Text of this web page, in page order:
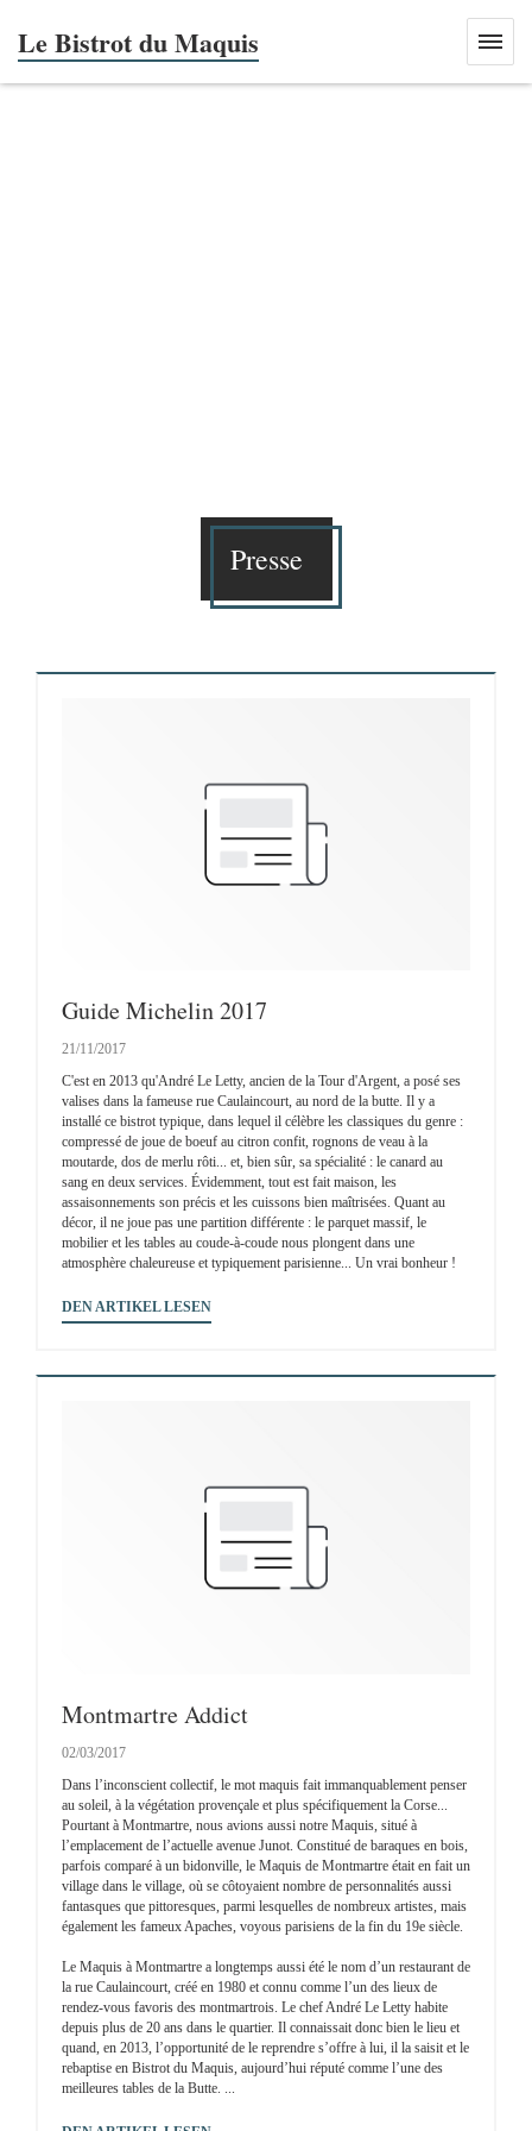
Le Bistrot du Maquis
Presse
Guide Michelin 2017
21/11/2017
C'est en 2013 qu'André Le Letty, ancien de la Tour d'Argent, a posé ses
valises dans la fameuse rue Caulaincourt, au nord de la butte. Il y a
installé ce bistrot typique, dans lequel il célèbre les classiques du genre :
compressé de joue de boeuf au citron confit, rognons de veau à la
moutarde, dos de merlu rôti... et, bien sûr, sa spécialité : le canard au
sang en deux services. Évidemment, tout est fait maison, les
assaisonnements son précis et les cuissons bien maîtrisées. Quant au
décor, il ne joue pas une partition différente : le parquet massif, le
mobilier et les tables au coude-à-coude nous plongent dans une
atmosphère chaleureuse et typiquement parisienne... Un vrai bonheur !
DEN ARTIKEL LESEN((ÖFFNET EIN NEUES FENSTER))
Montmartre Addict
02/03/2017
Dans l’inconscient collectif, le mot maquis fait immanquablement penser
au soleil, à la végétation provençale et plus spécifiquement la Corse...
Pourtant à Montmartre, nous avions aussi notre Maquis, situé à
l’emplacement de l’actuelle avenue Junot. Constitué de baraques en bois,
parfois comparé à un bidonville, le Maquis de Montmartre était en fait un
village dans le village, où se côtoyaient nombre de personnalités aussi
fantasques que pittoresques, parmi lesquelles de nombreux artistes, mais
également les fameux Apaches, voyous parisiens de la fin du 19e siècle.
Le Maquis à Montmartre a longtemps aussi été le nom d’un restaurant de
la rue Caulaincourt, créé en 1980 et connu comme l’un des lieux de
rendez-vous favoris des montmartrois. Le chef André Le Letty habite
depuis plus de 20 ans dans le quartier. Il connaissait donc bien le lieu et
quand, en 2013, l’opportunité de le reprendre s’offre à lui, il la saisit et le
rebaptise en Bistrot du Maquis, aujourd’hui réputé comme l’une des
meilleures tables de la Butte. ...